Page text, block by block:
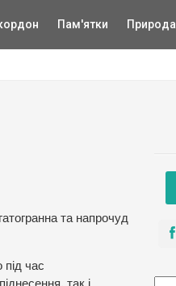
Пам'ятки Природа
та напрочуд
час
так і